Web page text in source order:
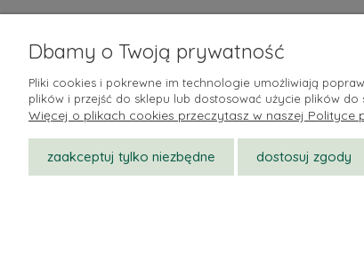
Dbamy o Twoją prywatność
Pliki cookies i pokrewne im technologie umożliwiają
plików i przejść do sklepu lub dostosować użycie plików
Więcej o plikach cookies przeczytasz w naszej Polityce
zaakceptuj tylko niezbędne dostosuj zgody